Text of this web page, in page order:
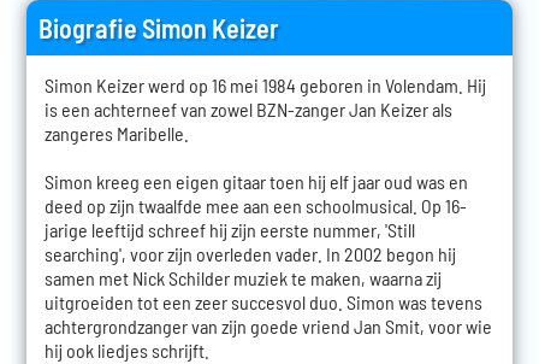
Biografie Simon Keizer
Simon Keizer werd op 16 mei 1984 geboren in Volendam. Hij
is een achterneef van zowel BZN-zanger Jan Keizer als
zangeres Maribelle.
Simon kreeg een eigen gitaar toen hij elf jaar oud was en
deed op zijn twaalfde mee aan een schoolmusical. Op 16-
jarige leeftijd schreef hij zijn eerste nummer, 'Still
searching', voor zijn overleden vader. In 2002 begon hij
samen met Nick Schilder muziek te maken, waarna zij
uitgroeiden tot een zeer succesvol duo. Simon was tevens
achtergrondzanger van zijn goede vriend Jan Smit, voor wie
hij ook liedjes schrijft.